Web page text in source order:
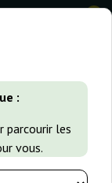
:
parcourir les
vous.
0
White Russian